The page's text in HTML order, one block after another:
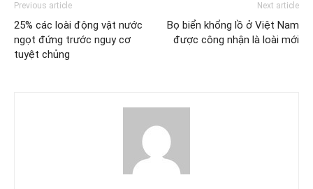
Previous article
25% các loài động vật nước
ngọt đứng trước nguy cơ
tuyệt chủng
Next article
Bọ biển khổng lồ ở Việt Nam
được công nhận là loài mới